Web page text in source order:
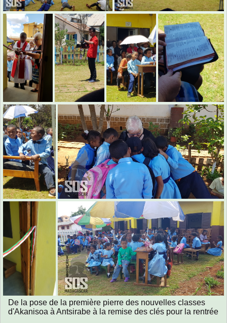
De la pose de la première pierre des nouvelles classes
d'Akanisoa à Antsirabe à la remise des clés pour la rentrée